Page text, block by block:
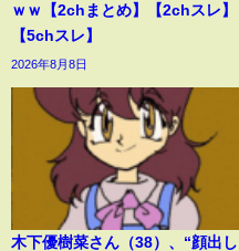
ｗｗ【2chまとめ】【2chスレ】
【5chスレ】
2026年8月8日
木下優樹菜さん（38）、“顔出し